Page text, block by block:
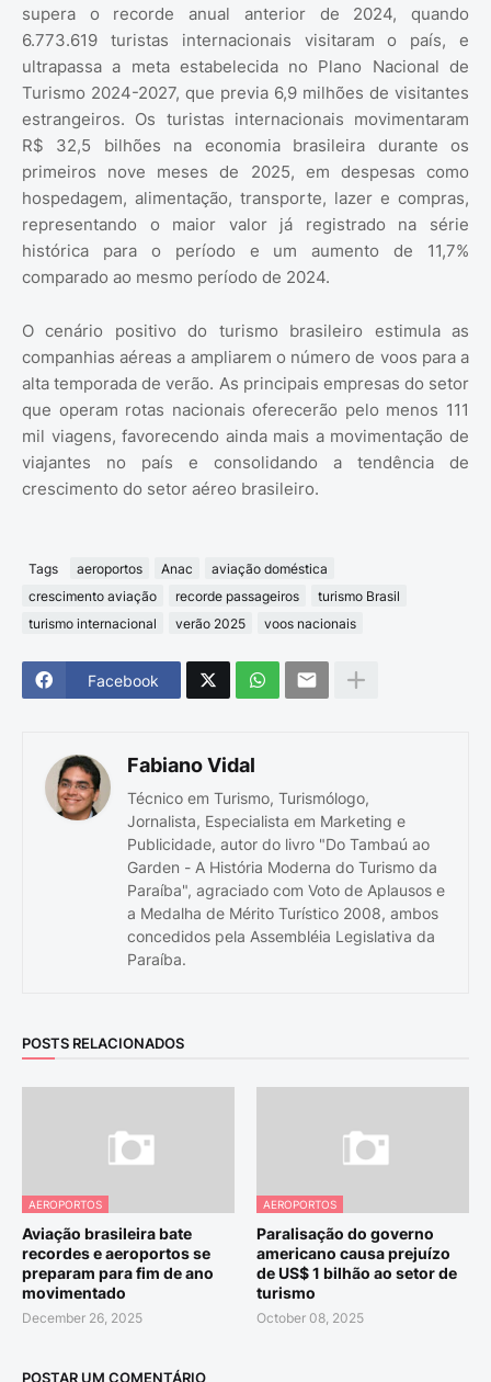
supera o recorde anual anterior de 2024, quando
6.773.619 turistas internacionais visitaram o país, e
ultrapassa a meta estabelecida no Plano Nacional de
Turismo 2024-2027, que previa 6,9 milhões de visitantes
estrangeiros. Os turistas internacionais movimentaram
R$ 32,5 bilhões na economia brasileira durante os
primeiros nove meses de 2025, em despesas como
hospedagem, alimentação, transporte, lazer e compras,
representando o maior valor já registrado na série
histórica para o período e um aumento de 11,7%
comparado ao mesmo período de 2024.
O cenário positivo do turismo brasileiro estimula as
companhias aéreas a ampliarem o número de voos para a
alta temporada de verão. As principais empresas do setor
que operam rotas nacionais oferecerão pelo menos 111
mil viagens, favorecendo ainda mais a movimentação de
viajantes no país e consolidando a tendência de
crescimento do setor aéreo brasileiro.
Tags aeroportos Anac
aviação doméstica
crescimento aviação
recorde passageiros
turismo Brasil
turismo internacional
verão 2025 voos nacionais
Facebook
Fabiano Vidal
Técnico em Turismo, Turismólogo,
Jornalista, Especialista em Marketing e
Publicidade, autor do livro "Do Tambaú ao
Garden - A História Moderna do Turismo da
Paraíba", agraciado com Voto de Aplausos e
a Medalha de Mérito Turístico 2008, ambos
concedidos pela Assembléia Legislativa da
Paraíba.
POSTS RELACIONADOS
AEROPORTOS
Aviação brasileira bate
recordes e aeroportos se
preparam para fim de ano
movimentado
December 26, 2025
AEROPORTOS
Paralisação do governo
americano causa prejuízo
de US$ 1 bilhão ao setor de
turismo
October 08, 2025
POSTAR UM COMENTÁRIO